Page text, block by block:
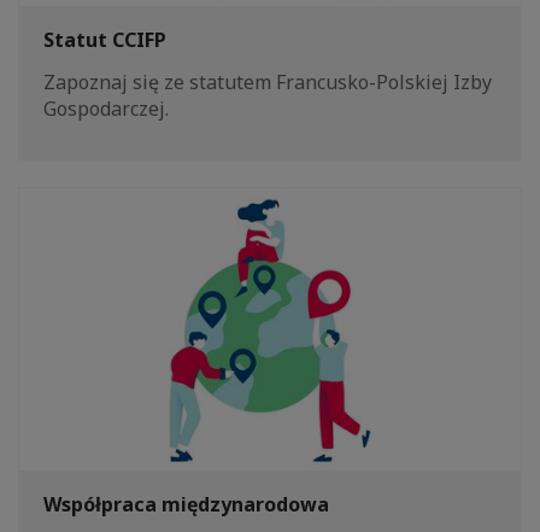
Statut CCIFP
Zapoznaj się ze statutem Francusko-Polskiej Izby
Gospodarczej.
Współpraca międzynarodowa